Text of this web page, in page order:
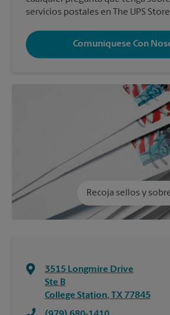
servicios postales en The UPS
Comuníquese Con
Recoja sellos y
3515 Longmire Drive
Ste B
College Station, TX 77845